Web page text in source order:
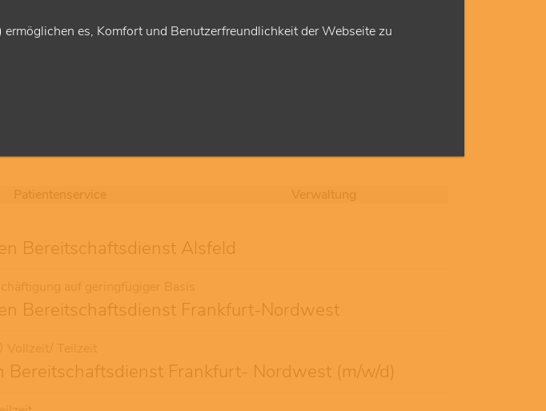
es, Komfort und Benutzerfreundlichkeit der Webseite zu
Patientenservice Verwaltung
Bereitschaftsdienst Alsfeld
Bereitschaftsdienst Frankfurt-Nordwest
Frankfurt- Nordwest (m/w/d)